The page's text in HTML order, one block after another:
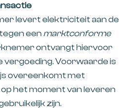
levert elektriciteit aan de
een marktconforme
ontvangt hiervoor
vergoeding. Voorwaarde is
overeenkomt met
het moment van leveren
zijn.